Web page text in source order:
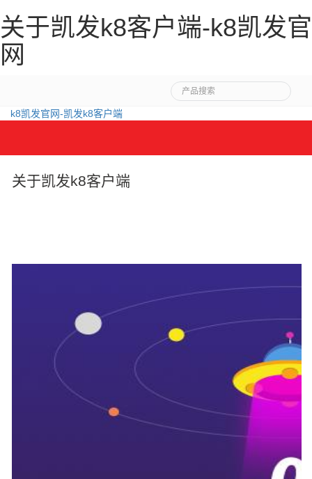
关于凯发k8客户端-k8凯发官
网
k8凯发官网-凯发k8客户端
关于凯发k8客户端